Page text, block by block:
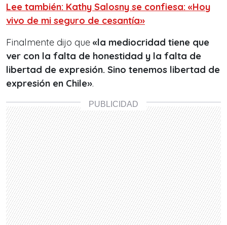
Lee también: Kathy Salosny se confiesa: «Hoy
vivo de mi seguro de cesantía»
Finalmente dijo que «la mediocridad tiene que
ver con la falta de honestidad y la falta de
libertad de expresión. Sino tenemos libertad de
expresión en Chile».